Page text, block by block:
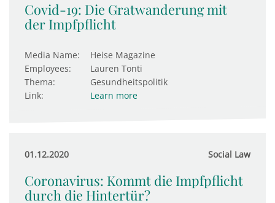
Covid-19: Die Gratwanderung mit
der Impfpflicht
Media Name:
Heise Magazine
Employees:
Lauren Tonti
Thema:
Gesundheitspolitik
Link:
Learn more
01.12.2020 Social Law
Coronavirus: Kommt die Impfpflicht
durch die Hintertür?